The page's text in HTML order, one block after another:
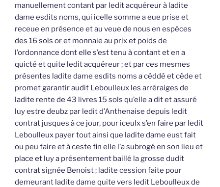
manuellement contant par ledit acquéreur à ladite
dame esdits noms, qui icelle somme a eue prise et
receue en présence et au veue de nous en espèces
des 16 sols or et monnaie au prix et poids de
l’ordonnance dont elle s’est tenu à contant et en a
quicté et quite ledit acquéreur ; et par ces mesmes
présentes ladite dame esdits noms a céddé et cède et
promet garantir audit Leboulleux les arréraiges de
ladite rente de 43 livres 15 sols qu’elle a dit et assuré
luy estre deubz par ledit d’Anthenaise depuis ledit
contrat jusques à ce jour, pour iceulx s’en faire par ledit
Leboulleux payer tout ainsi que ladite dame eust fait
ou peu faire et à ceste fin elle l’a subrogé en son lieu et
place et luy a présentement baillé la grosse dudit
contrat signée Benoist ; ladite cession faite pour
demeurant ladite dame quite vers ledit Leboulleux de